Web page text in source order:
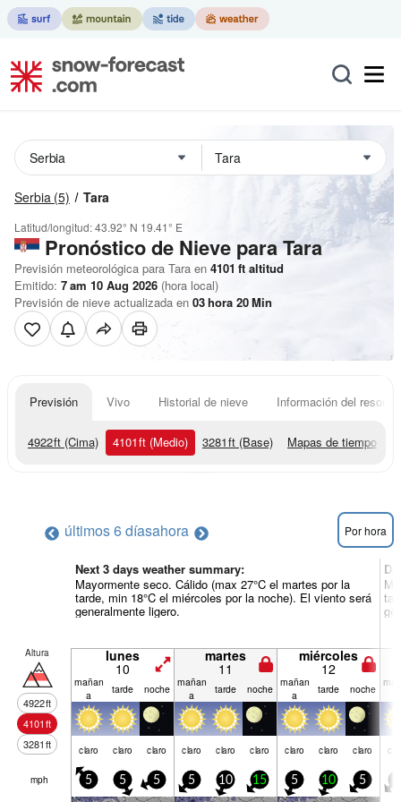
Serbia (5) Tara
Latitud/longitud:43.92° N 19.41° E
Pronóstico de Nieve para Tara
Previsión meteorológica para Tara en 4101 ft altitud
Emitido: 7 am 10 Aug 2026 (hora local)
Previsión de nieve actualizada en 03hora 20Min
Previsión Vivo Historial de nieve Información del resort
4922ft (Cima) 4101ft (Medio) 3281ft (Base) Mapas de tiempo
últimos 6 díasahora Por hora
Next 3 days weather summary:
Mayormente seco. Cálido (max 27°C el martes por la
tarde, min 18°C el miércoles por la noche). El viento será
generalmente ligero.
Altura
4922ft
4101ft
3281ft
lunes
10
martes
11
miércoles
12
mañan
a
tarde noche mañan
a
tarde noche mañan
a
tarde noche
claro claro claro claro claro claro claro claro claro
mph 5 5 5 5 10 15 5 10 5